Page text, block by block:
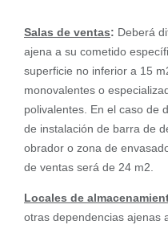
Salas de ventas: Deberá
ajena a su cometido
superficie no inferior a 15
monovalentes o
polivalentes. En el caso de
de instalación de barra de
obrador o zona de
de ventas será de 24 m2.
Locales de
otras dependencias ajenas